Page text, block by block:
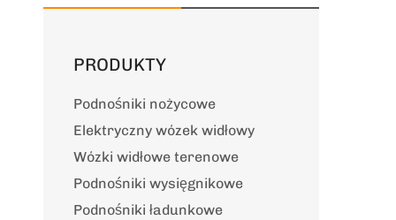
PRODUKTY
Podnośniki nożycowe
Elektryczny wózek widłowy
Wózki widłowe terenowe
Podnośniki wysięgnikowe
Podnośniki ładunkowe